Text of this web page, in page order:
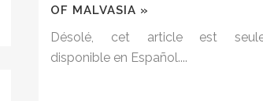
OF MALVASIA »
Désolé, cet article est
disponible en Español....